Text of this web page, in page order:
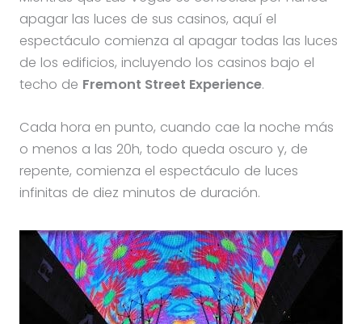
apagar las luces de sus casinos, aquí el
espectáculo comienza al apagar todas las luces
de los edificios, incluyendo los casinos bajo el
techo de Fremont Street Experience.
Cada hora en punto, cuando cae la noche más
o menos a las 20h, todo queda oscuro y, de
repente, comienza el espectáculo de luces
infinitas de diez minutos de duración.